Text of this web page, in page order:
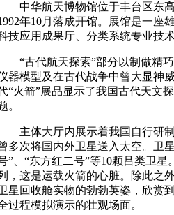
中华航天博物馆位于丰台区东高
年10月落成开馆。展馆是一座
技应用成果厅、分类系统专业技
“古代航天探索”部分以制做精巧
器模型及在古代战争中曾大显神
“火箭”展品显示了我国古代天文
。
主体大厅内展示着我国自行研制
多次将国内外卫星送入太空。卫
”、“东方红二号”等10颗吕类卫
，这是运载火箭的心脏。除此之
星回收舱实物的勃勃英姿，欣赏
过程模拟演示的壮观场面。